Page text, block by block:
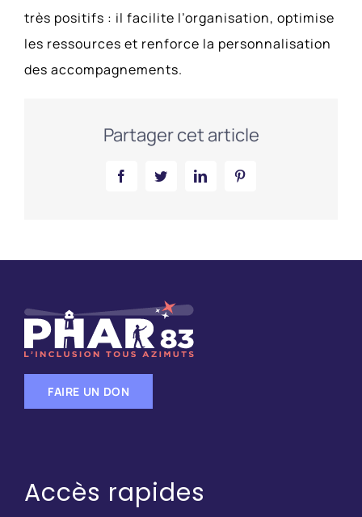
très positifs : il facilite l’organisation, optimise
les ressources et renforce la personnalisation
des accompagnements.
Partager cet article
FacebookTwitter LinkedIn
FAIRE UN DON
Accès rapides